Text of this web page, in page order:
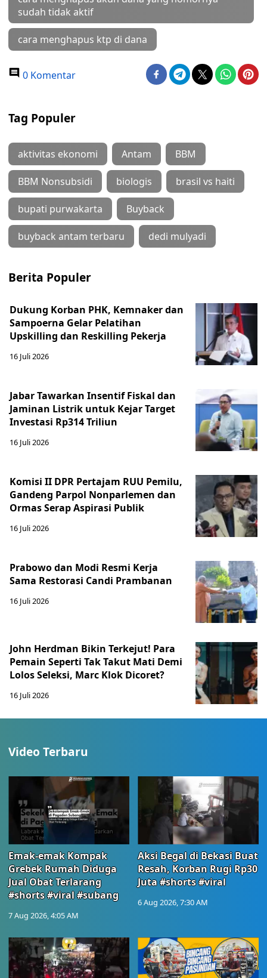
sudah tidak aktif
cara menghapus ktp di dana
0 Komentar
Tag Populer
aktivitas ekonomi Antam BBM
BBM Nonsubsidi biologis brasil vs haiti
bupati purwakarta Buyback
buyback antam terbaru dedi mulyadi
Berita Populer
Dukung Korban PHK, Kemnaker dan
Sampoerna Gelar Pelatihan
Upskilling dan Reskilling Pekerja
16 Juli 2026
Jabar Tawarkan Insentif Fiskal dan
Jaminan Listrik untuk Kejar Target
Investasi Rp314 Triliun
16 Juli 2026
Komisi II DPR Pertajam RUU Pemilu,
Gandeng Parpol Nonparlemen dan
Ormas Serap Aspirasi Publik
16 Juli 2026
Prabowo dan Modi Resmi Kerja
Sama Restorasi Candi Prambanan
16 Juli 2026
John Herdman Bikin Terkejut! Para
Pemain Seperti Tak Takut Mati Demi
Lolos Seleksi, Marc Klok Dicoret?
16 Juli 2026
Video Terbaru
Emak-emak Kompak
Grebek Rumah Diduga
Jual Obat Terlarang
#shorts #viral #subang
7 Aug 2026, 4:05 AM
Aksi Begal di Bekasi Buat
Resah, Korban Rugi Rp30
Juta #shorts #viral
6 Aug 2026, 7:30 AM